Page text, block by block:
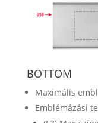
BOTTOM
Maximális
Emblémázási